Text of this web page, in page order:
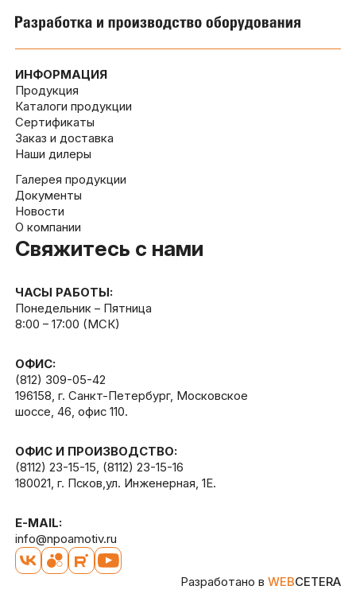
ИНФОРМАЦИЯ
Продукция
Каталоги продукции
Сертификаты
Заказ и доставка
Наши дилеры
Галерея продукции
Документы
Новости
О компании
Свяжитесь с нами
ЧАСЫ РАБОТЫ:
Понедельник – Пятница
8:00 – 17:00 (МСК)
ОФИС:
(812) 309-05-42
196158, г. Санкт-Петербург, Московское
шоссе, 46, офис 110.
ОФИС И ПРОИЗВОДСТВО:
(8112) 23-15-15, (8112) 23-15-16
180021, г. Псков,ул. Инженерная, 1Е.
E-MAIL:
info@npoamotiv.ru
Разработано вWEBCETERA